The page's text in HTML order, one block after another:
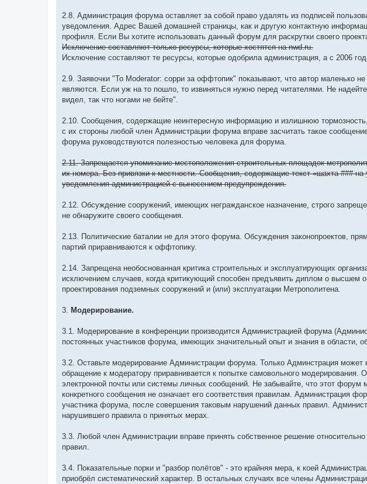
2.8. Администрация форума оставляет за собой право удалять из подписей
уведомления. Адрес Вашей домашней страницы, как и другую контактную
профиля. Если Вы хотите использовать данный форум для раскрутки своего
Исключение составляют только ресурсы, которые хостятся на nwd.ru.
Исключение составляют те ресурсы, которые одобрила администрация, а с 2006
2.9. Заявочки "To Moderator: сорри за оффтопик" показывают, что автор маленько
являются. Если уж на то пошло, то извиняться нужно перед читателями. Не
видел, так что ногами не бейте".
2.10. Сообщения, содержащие неинтересную информацию и излишнюю
с их стороны любой член Администрации форума вправе засчитать такое
форума руководствуются полезностью человека для форума.
2.11. Запрещается упоминание местоположения строительных площадок
их номера. Без привязки к местности. Сообщения, содержащие текст «шахта ### на
уведомления администрацией с вынесением предупреждения.
2.12. Обсуждение сооружений, имеющих негражданское назначение, строго
не обнаружите своего сообщения.
2.13. Политические баталии не для этого форума. Обсуждения законопроектов,
партий приравниваются к оффтопику.
2.14. Запрещена необоснованная критика строительных и эксплуатирующих
исключением случаев, когда критикующий способен предъявить диплом о высшем
проектирования подземных сооружений и (или) эксплуатации Метрополитена.
3. Модерирование.
3.1. Модерирование в конференции производится Администрацией форума
постоянных участников форума, имеющих значительный опыт и знания в области,
3.2. Оставьте модерирование Администрации форума. Только Админстрация
обращение к модератору приравнивается к попытке самовольного
электронной почты или системы личных сообщений. Не забывайте, что этот форум
конкретного сообщения не означает его соответствия правилам. Администрация
участника форума, после совершения таковым нарушений данных правил.
нарушившего правила о принятых мерах.
3.3. Любой член Администрации вправе принять собственное решение
правил.
3.4. Показательные порки и "разбор полётов" - это крайняя мера, к коей
приобрёл систематический характер. В остальных случаях все члены